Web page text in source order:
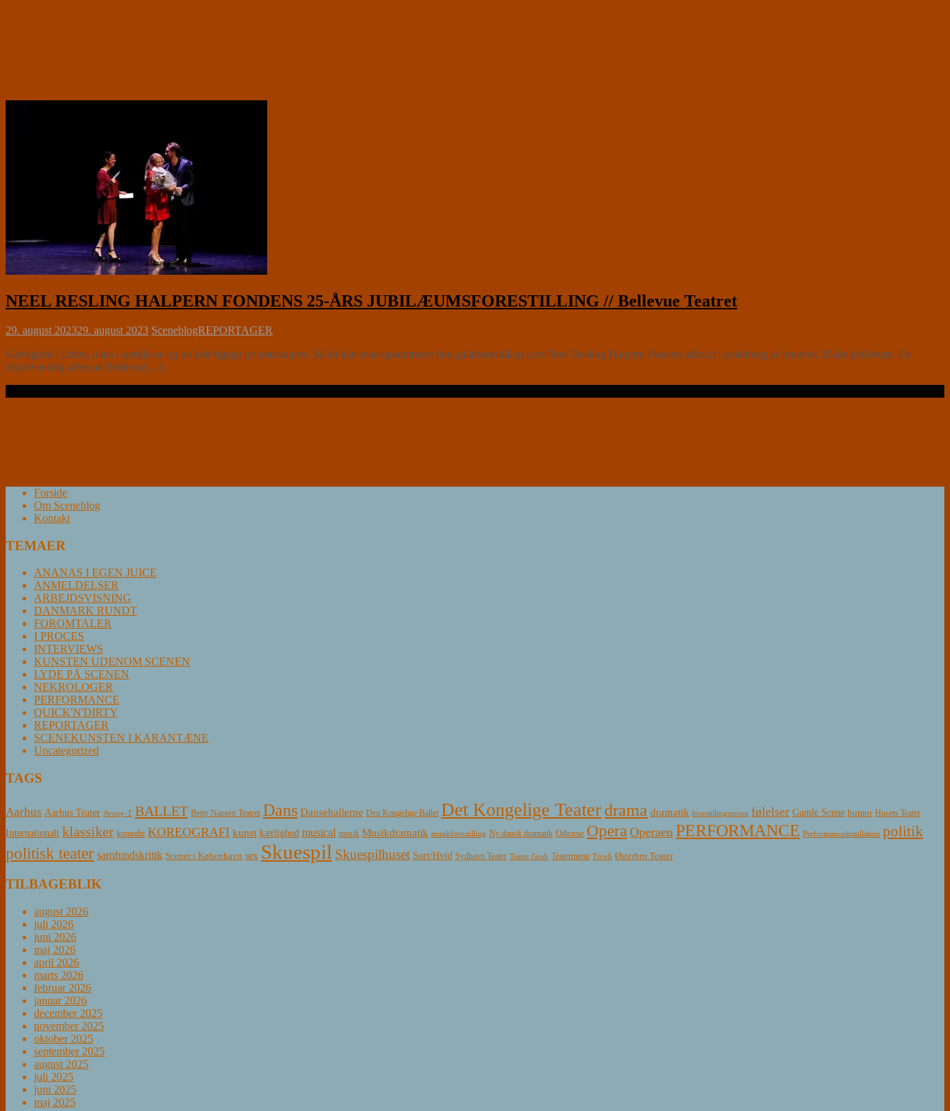
NEEL RESLING HALPERN FONDENS 25-ÅRS JUBILÆUMSFORESTILLING // Bellevue Teatret
29. august 202329. august 2023 SceneblogREPORTAGER
Kærlighed i luften, dans i særklasse og de helt rigtige prismodtagere. Så let kan man opsummere den gallaforestilling som Neel Resling Halpern Fonden afholdt i anledning af fondens 25-års jubilæum. En
mindeværdig aften på Bellevue[…]
Forside
Om Sceneblog
Kontakt
TEMAER
ANANAS I EGEN JUICE
ANMELDELSER
ARBEJDSVISNING
DANMARK RUNDT
FOROMTALER
I PROCES
INTERVIEWS
KUNSTEN UDENOM SCENEN
LYDE PÅ SCENEN
NEKROLOGER
PERFORMANCE
QUICK'N'DIRTY
REPORTAGER
SCENEKUNSTEN I KARANTÆNE
Uncategorized
TAGS
Aarhus Aarhus Teater Aveny-T BALLET Betty Nansen Teatret Dans Dansehallerne Den Kongelige Ballet Det Kongelige Teaterdrama dramatik forestillingsmenu følelser Gamle Scene humor Husets Teater
Internationalt klassiker komedie KOREOGRAFI kunst kærlighed musical musik Musikdramatik musikforestilling Ny dansk dramatik Odense Opera Operaen PERFORMANCE Performanceinstallation politik
politisk teater samfundskritik Scener i København sex Skuespil Skuespilhuset Sort/Hvid Sydhavn Teater Teater Grob Teatermenu Tivoli Østerbro Teater
TILBAGEBLIK
august 2026
juli 2026
juni 2026
maj 2026
april 2026
marts 2026
februar 2026
januar 2026
december 2025
november 2025
oktober 2025
september 2025
august 2025
juli 2025
juni 2025
maj 2025